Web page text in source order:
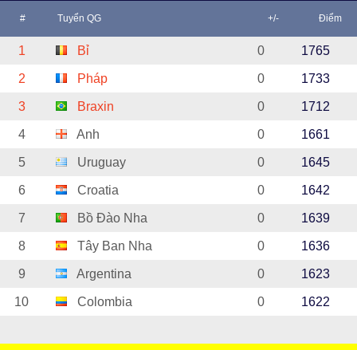
# Tuyển QG +/- Điểm
1 Bỉ 0 1765
2 Pháp 0 1733
3 Braxin 0 1712
4 Anh 0 1661
5 Uruguay 0 1645
6 Croatia 0 1642
7 Bồ Đào Nha 0 1639
8 Tây Ban Nha 0 1636
9 Argentina 0 1623
10 Colombia 0 1622